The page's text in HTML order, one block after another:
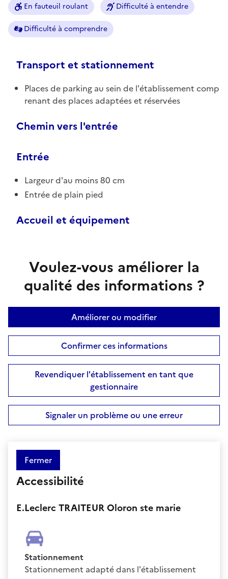
En fauteuil roulant Difficulté à entendre
Difficulté à comprendre
Transport et stationnement
Places de parking au sein de l'établissement comp
renant des places adaptées et réservées
Chemin vers l'entrée
Entrée
Largeur d'au moins 80 cm
Entrée de plain pied
Accueil et équipement
Voulez-vous améliorer la
qualité des informations ?
Améliorer ou modifier
Confirmer ces informations
Revendiquer l'établissement en tant que
gestionnaire
Signaler un problème ou une erreur
Fermer
Accessibilité
E.Leclerc TRAITEUR Oloron ste marie
Stationnement
Stationnement adapté dans l'établissement